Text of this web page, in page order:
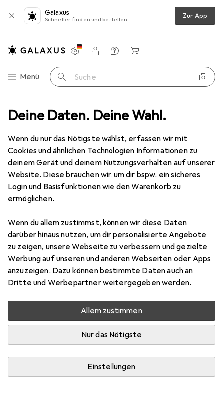
Deine Daten. Deine Wahl.
Wenn du nur das Nötigste wählst, erfassen wir mit
Cookies und ähnlichen Technologien Informationen zu
deinem Gerät und deinem Nutzungsverhalten auf unserer
Website. Diese brauchen wir, um dir bspw. ein sicheres
Login und Basisfunktionen wie den Warenkorb zu
ermöglichen.
Wenn du allem zustimmst, können wir diese Daten
darüber hinaus nutzen, um dir personalisierte Angebote
zu zeigen, unsere Webseite zu verbessern und gezielte
Werbung auf unseren und anderen Webseiten oder Apps
anzuzeigen. Dazu können bestimmte Daten auch an
Dritte und Werbepartner weitergegeben werden.
Allem zustimmen
Nur das Nötigste
Einstellungen
Galaxus
Schneller finden und bestellen Zur App
Navigation nach Kategorien
Menü Suche
Einstellungen
Kundenkonto
Vergleichslisten
Merklisten
Warenkorb
Filomat
Kategorien anzeigen